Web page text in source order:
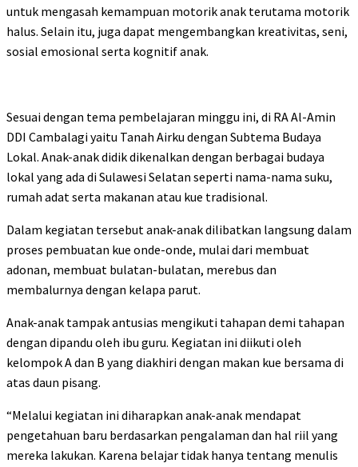
untuk mengasah kemampuan motorik anak terutama motorik
halus. Selain itu, juga dapat mengembangkan kreativitas, seni,
sosial emosional serta kognitif anak.
Sesuai dengan tema pembelajaran minggu ini, di RA Al-Amin
DDI Cambalagi yaitu Tanah Airku dengan Subtema Budaya
Lokal. Anak-anak didik dikenalkan dengan berbagai budaya
lokal yang ada di Sulawesi Selatan seperti nama-nama suku,
rumah adat serta makanan atau kue tradisional.
Dalam kegiatan tersebut anak-anak dilibatkan langsung dalam
proses pembuatan kue onde-onde, mulai dari membuat
adonan, membuat bulatan-bulatan, merebus dan
membalurnya dengan kelapa parut.
Anak-anak tampak antusias mengikuti tahapan demi tahapan
dengan dipandu oleh ibu guru. Kegiatan ini diikuti oleh
kelompok A dan B yang diakhiri dengan makan kue bersama di
atas daun pisang.
“Melalui kegiatan ini diharapkan anak-anak mendapat
pengetahuan baru berdasarkan pengalaman dan hal riil yang
mereka lakukan. Karena belajar tidak hanya tentang menulis